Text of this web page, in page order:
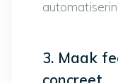
3. Maak